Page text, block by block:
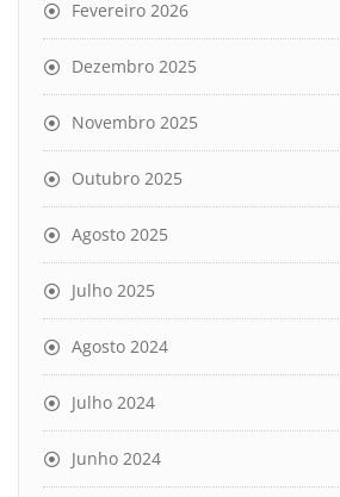
Fevereiro 2026
Dezembro 2025
Novembro 2025
Outubro 2025
Agosto 2025
Julho 2025
Agosto 2024
Julho 2024
Junho 2024